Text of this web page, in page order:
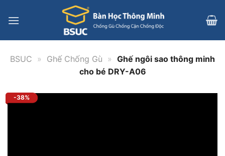
qua
dung
BSUC » Ghế Chống Gù » Ghế ngôi sao thông minh
cho bé DRY-A06
-38%